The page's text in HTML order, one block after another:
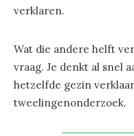
verklaren.
Wat die andere helft
vraag. Je denkt al snel
hetzelfde gezin
tweelingenonderzoek.